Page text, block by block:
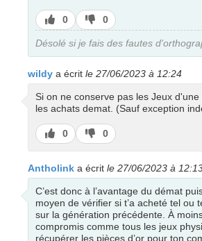
J’aime
0
J’aime
pas
0
Désolé si je fais des fautes
wildy a écrit le 27/06/2023 à 12:24
Si on ne conserve pas les Jeux
les achats demat. (Sauf exception
J’aime
0
J’aime
pas
0
Antholink a écrit le 27/06/2023 à
C’est donc à l’avantage du démat
moyen de vérifier si t’a acheté tel ou
sur la génération précédente. À
compromis comme tous les jeux
récupérer les pièces d’or pour ton